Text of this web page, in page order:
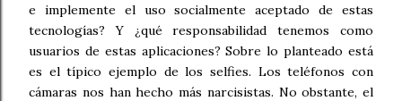
e implemente el uso socialmente aceptado de estas
tecnologías? Y ¿qué responsabilidad tenemos como
usuarios de estas aplicaciones? Sobre lo planteado está
es el típico ejemplo de los selfies. Los teléfonos con
cámaras nos han hecho más narcisistas. No obstante, el